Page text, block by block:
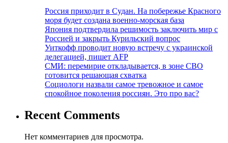
Россия приходит в Судан. На побережье Красного
моря будет создана военно-морская база
Япония подтвердила решимость заключить мир с
Россией и закрыть Курильский вопрос
Уиткофф проводит новую встречу с украинской
делегацией, пишет AFP
СМИ: перемирие откладывается, в зоне СВО
готовится решающая схватка
Социологи назвали самое тревожное и самое
спокойное поколения россиян. Это про вас?
Recent Comments
Нет комментариев для просмотра.